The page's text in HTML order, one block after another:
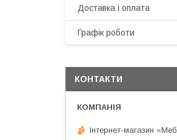
Доставка і оплата
Графік роботи
КОНТАКТИ
Інтернет-магазин